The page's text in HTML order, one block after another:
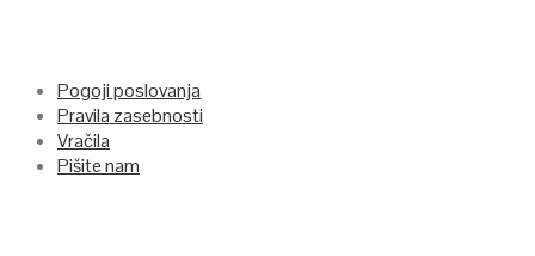
Pogoji poslovanja
Pravila zasebnosti
Vračila
Pišite nam